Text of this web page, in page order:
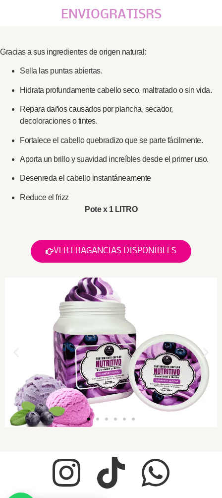
ENVIOGRATISRS
Gracias a sus ingredientes de origen natural:
Sella las puntas abiertas.
Hidrata profundamente cabello seco, maltratado o sin vida.
Repara daños causados por plancha, secador,
decoloraciones o tintes.
Fortalece el cabello quebradizo que se parte fácilmente.
Aporta un brillo y suavidad increíbles desde el primer uso.
Desenreda el cabello instantáneamente
Reduce el frizz
Pote x 1 LITRO
VER FRAGANCIAS DISPONIBLES